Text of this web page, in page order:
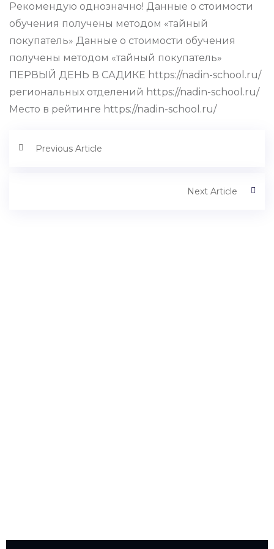
Рекомендую однозначно! Данные о стоимости
обучения получены методом «тайный
покупатель» Данные о стоимости обучения
получены методом «тайный покупатель»
ПЕРВЫЙ ДЕНЬ В САДИКЕ https://nadin-school.ru/
региональных отделений https://nadin-school.ru/
Место в рейтинге https://nadin-school.ru/
Previous Article
Next Article